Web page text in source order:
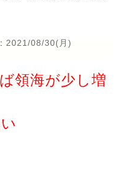
: 2021/08/30(月)
領海が少し増